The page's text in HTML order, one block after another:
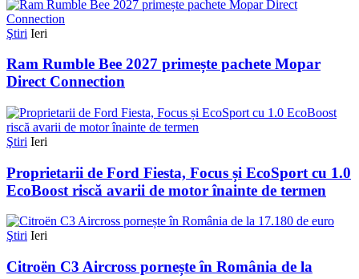
Ştiri Ieri
Ram Rumble Bee 2027 primește pachete Mopar
Direct Connection
Ştiri Ieri
Proprietarii de Ford Fiesta, Focus și EcoSport cu 1.0
EcoBoost riscă avarii de motor înainte de termen
Ştiri Ieri
Citroën C3 Aircross pornește în România de la